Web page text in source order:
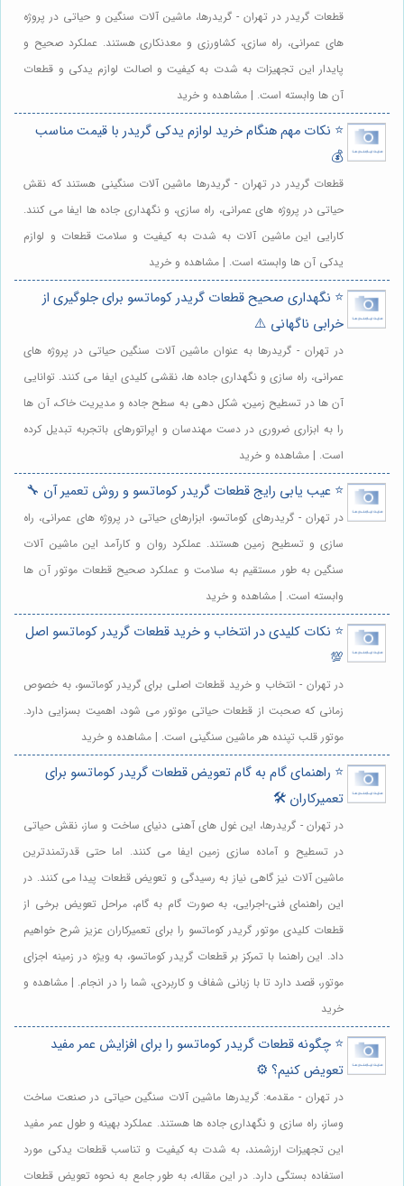
قطعات گریدر در تهران - گریدرها، ماشین آلات سنگین و حیاتی در پروژه
های عمرانی، راه سازی، کشاورزی و معدنکاری هستند. عملکرد صحیح و
پایدار این تجهیزات به شدت به کیفیت و اصالت لوازم یدکی و قطعات
آن ها وابسته است. | مشاهده و خرید
⭐️ نکات مهم هنگام خرید لوازم یدکی گریدر با قیمت مناسب
💰
قطعات گریدر در تهران - گریدرها ماشین آلات سنگینی هستند که نقش
حیاتی در پروژه های عمرانی، راه سازی، و نگهداری جاده ها ایفا می کنند.
کارایی این ماشین آلات به شدت به کیفیت و سلامت قطعات و لوازم
یدکی آن ها وابسته است. | مشاهده و خرید
⭐️ نگهداری صحیح قطعات گریدر کوماتسو برای جلوگیری از
خرابی ناگهانی ⚠️
در تهران - گریدرها به عنوان ماشین آلات سنگین حیاتی در پروژه های
عمرانی، راه سازی و نگهداری جاده ها، نقشی کلیدی ایفا می کنند. توانایی
آن ها در تسطیح زمین، شکل دهی به سطح جاده و مدیریت خاک، آن ها
را به ابزاری ضروری در دست مهندسان و اپراتورهای باتجربه تبدیل کرده
است. | مشاهده و خرید
⭐️ عیب یابی رایج قطعات گریدر کوماتسو و روش تعمیر آن 🔧
در تهران - گریدرهای کوماتسو، ابزارهای حیاتی در پروژه های عمرانی، راه
سازی و تسطیح زمین هستند. عملکرد روان و کارآمد این ماشین آلات
سنگین به طور مستقیم به سلامت و عملکرد صحیح قطعات موتور آن ها
وابسته است. | مشاهده و خرید
⭐️ نکات کلیدی در انتخاب و خرید قطعات گریدر کوماتسو اصل
💯
در تهران - انتخاب و خرید قطعات اصلی برای گریدر کوماتسو، به خصوص
زمانی که صحبت از قطعات حیاتی موتور می شود، اهمیت بسزایی دارد.
موتور قلب تپنده هر ماشین سنگینی است. | مشاهده و خرید
⭐️ راهنمای گام به گام تعویض قطعات گریدر کوماتسو برای
تعمیرکاران 🛠️
در تهران - گریدرها، این غول های آهنی دنیای ساخت و ساز، نقش حیاتی
در تسطیح و آماده سازی زمین ایفا می کنند. اما حتی قدرتمندترین
ماشین آلات نیز گاهی نیاز به رسیدگی و تعویض قطعات پیدا می کنند. در
این راهنمای فنی-اجرایی، به صورت گام به گام، مراحل تعویض برخی از
قطعات کلیدی موتور گریدر کوماتسو را برای تعمیرکاران عزیز شرح خواهیم
داد. این راهنما با تمرکز بر قطعات گریدر کوماتسو، به ویژه در زمینه اجزای
موتور، قصد دارد تا با زبانی شفاف و کاربردی، شما را در انجام. | مشاهده و
خرید
⭐️ چگونه قطعات گریدر کوماتسو را برای افزایش عمر مفید
تعویض کنیم؟ ⚙️
در تهران - مقدمه: گریدرها ماشین آلات سنگین حیاتی در صنعت ساخت
وساز، راه سازی و نگهداری جاده ها هستند. عملکرد بهینه و طول عمر مفید
این تجهیزات ارزشمند، به شدت به کیفیت و تناسب قطعات یدکی مورد
استفاده بستگی دارد. در این مقاله، به طور جامع به نحوه تعویض قطعات